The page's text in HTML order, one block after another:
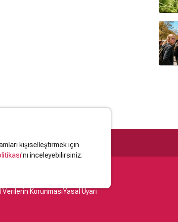
kişiselleştirmek için
'nı inceleyebilirsiniz.
Verilerin KorunmasıYasal Uyarı